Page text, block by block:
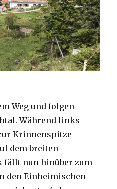
Weg und folgen
Während links
Krinnenspitze
dem breiten
fällt nun hinüber zum
den Einheimischen